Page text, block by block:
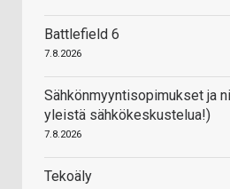
Battlefield 6
7.8.2026
Sähkönmyyntisopimukset ja
yleistä sähkökeskustelua!)
7.8.2026
Tekoäly